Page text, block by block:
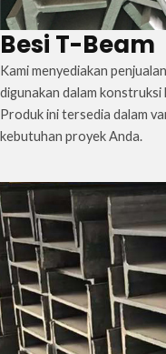
Besi T-Beam
Kami menyediakan
digunakan dalam
Produk ini tersedia dalam
kebutuhan proyek Anda.